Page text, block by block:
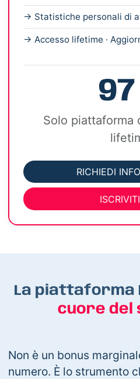
→ Statistiche personali di
→ Accesso lifetime ·
Solo piattaforma
RICHIEDI
La piattaforma
cuore del
Non è un bonus
numero. È lo strumento